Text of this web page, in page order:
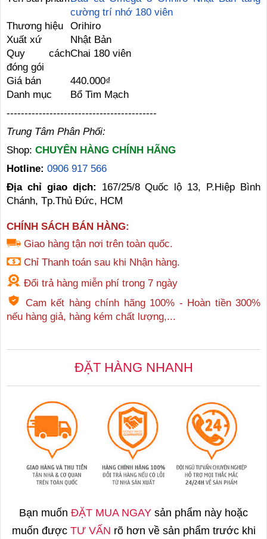
cường trí nhớ 180 viên
Thương hiệu
Orihiro
Xuất xứ
Nhật Bản
Quy cách
đóng gói
Chai 180 viên
Giá bán
440.000₫
Danh mục
Bổ Tim Mạch
------------------------------------------
Trung Tâm Phân Phối:
Shop: CHUYÊN HÀNG CHÍNH HÃNG
Hotline: 0906 917 566
Địa chỉ giao dịch: 167/25/8 Quốc lộ 13, P.Hiệp Bình
Chánh, Tp.Thủ Đức, HCM
CHÍNH SÁCH BÁN HÀNG:
Giao hàng tận nơi trên toàn quốc.
Chỉ Thanh toán sau khi Nhận hàng.
Đổi trả hàng miễn phí trong 7 ngày
Cam kết hàng chính hãng 100% - Hoàn tiền 300%
nếu hàng giả, hàng kém chất lượng,...
ĐẶT HÀNG NHANH
Bạn muốn ĐẶT MUA NGAY sản phẩm này hoặc
muốn được TƯ VẤN rõ hơn về sản phẩm trước khi